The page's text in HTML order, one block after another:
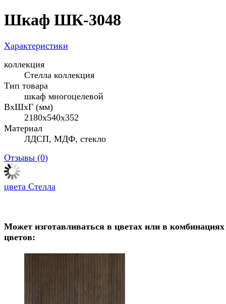
Шкаф ШК-3048
Характеристики
коллекция
Стелла коллекция
Тип товара
шкаф многоцелевой
ВхШхГ (мм)
2180х540х352
Материал
ЛДСП, МДФ, стекло
Отзывы (0)
цвета Стелла
Может изготавливаться в цветах или в комбинациях
цветов: